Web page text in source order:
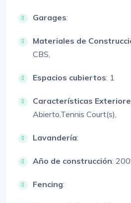
Garages:
Materiales de
CBS,
Espacios cubiertos: 1
Características
Abierto,Tennis Court(s),
Lavandería:
Año de construcción:
Fencing: